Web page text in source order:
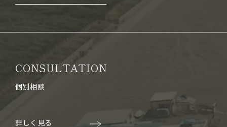
CONSULTATION
個別相談
詳しく見る